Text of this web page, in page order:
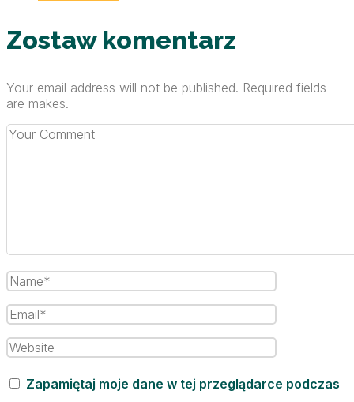
Zostaw komentarz
Your email address will not be published. Required fields
are makes.
Zapamiętaj moje dane w tej przeglądarce podczas